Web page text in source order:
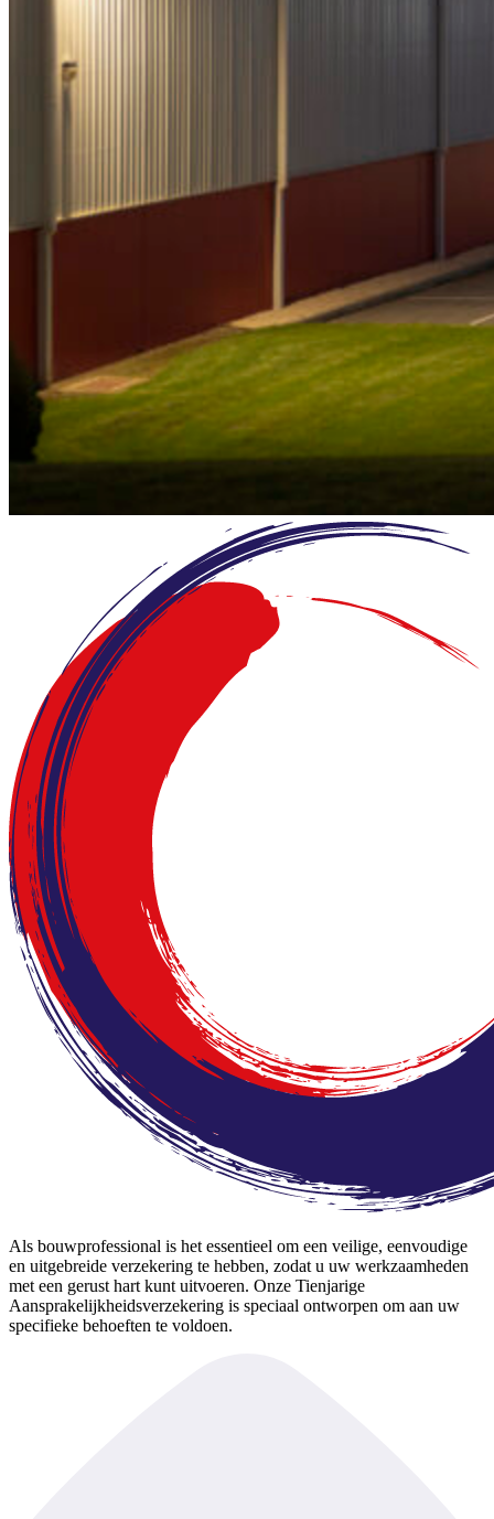
Als bouwprofessional is het essentieel om een veilige, eenvoudige
en uitgebreide verzekering te hebben, zodat u uw werkzaamheden
met een gerust hart kunt uitvoeren. Onze Tienjarige
Aansprakelijkheidsverzekering is speciaal ontworpen om aan uw
specifieke behoeften te voldoen.